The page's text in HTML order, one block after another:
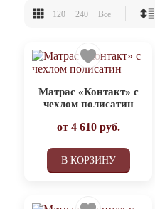
120 240 Все
Матрас «Контакт» с
чехлом полисатин
от 4 610руб.
В КОРЗИНУ